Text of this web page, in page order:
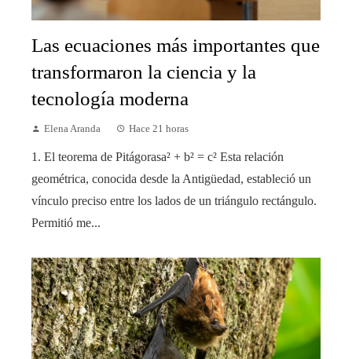
Las ecuaciones más importantes que
transformaron la ciencia y la
tecnología moderna
Elena Aranda Hace 21 horas
1. El teorema de Pitágorasa² + b² = c² Esta relación
geométrica, conocida desde la Antigüedad, estableció un
vínculo preciso entre los lados de un triángulo rectángulo.
Permitió me...